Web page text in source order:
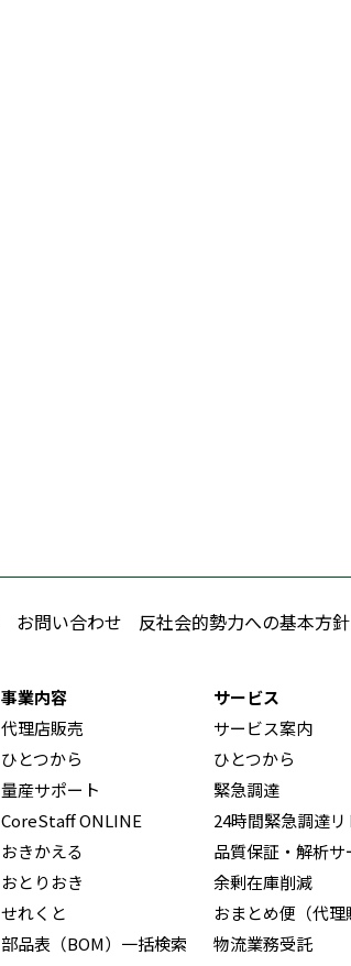
お問い合わせ 反社会的勢力への基本方針
事業内容
代理店販売
ひとつから
量産サポート
CoreStaff ONLINE
おきかえる
おとりおき
せれくと
部品表（BOM）一括検索
サービス
サービス案内
ひとつから
緊急調達
24時間緊急調達リ
品質保証・解析サ
余剰在庫削減
おまとめ便（代理
物流業務受託